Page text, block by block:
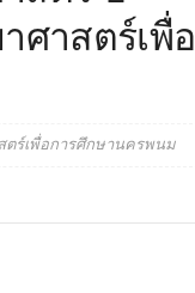
ศาสตร์เพื่อ
ตร์เพื่อการศึกษานครพนม